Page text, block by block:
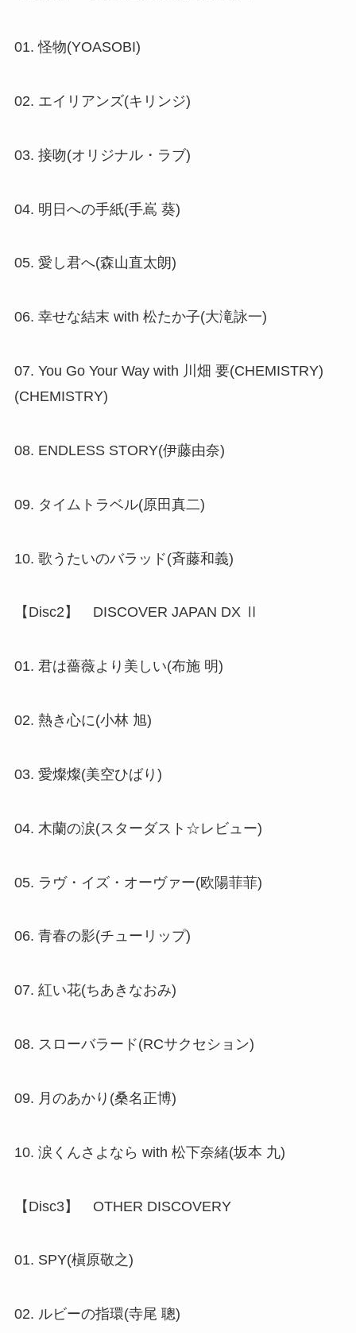
01. 怪物(YOASOBI)
02. エイリアンズ(キリンジ)
03. 接吻(オリジナル・ラブ)
04. 明日への手紙(手嶌 葵)
05. 愛し君へ(森山直太朗)
06. 幸せな結末 with 松たか子(大滝詠一)
07. You Go Your Way with 川畑 要(CHEMISTRY)
(CHEMISTRY)
08. ENDLESS STORY(伊藤由奈)
09. タイムトラベル(原田真二)
10. 歌うたいのバラッド(斉藤和義)
【Disc2】 DISCOVER JAPAN DX Ⅱ
01. 君は薔薇より美しい(布施 明)
02. 熱き心に(小林 旭)
03. 愛燦燦(美空ひばり)
04. 木蘭の涙(スターダスト☆レビュー)
05. ラヴ・イズ・オーヴァー(欧陽菲菲)
06. 青春の影(チューリップ)
07. 紅い花(ちあきなおみ)
08. スローバラード(RCサクセション)
09. 月のあかり(桑名正博)
10. 涙くんさよなら with 松下奈緒(坂本 九)
【Disc3】 OTHER DISCOVERY
01. SPY(槇原敬之)
02. ルビーの指環(寺尾 聰)